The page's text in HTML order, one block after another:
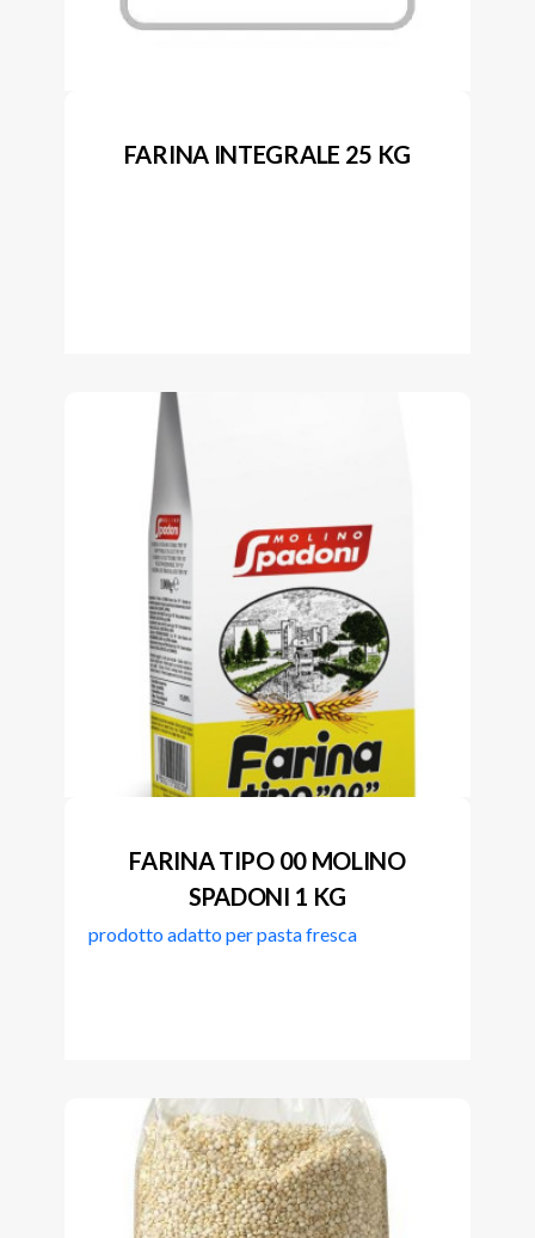
FARINA INTEGRALE 25 KG
FARINA TIPO 00 MOLINO
SPADONI 1 KG
prodotto adatto per pasta fresca